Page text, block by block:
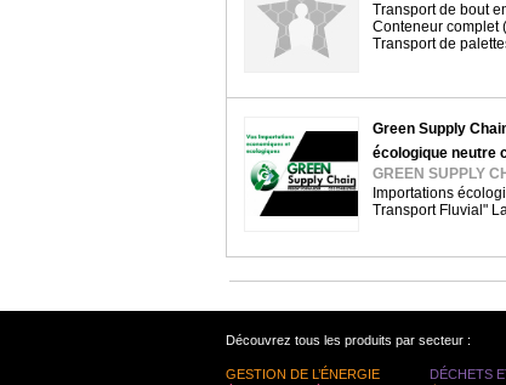
Transport de bout
Conteneur complet
Transport de
Green Supply
écologique neutre
GREEN SUPPLY
Importations
Transport Fluvial"
Découvrez tous les produits par secteur :
GESTION DE L’ÉNERGIE DÉCHETS